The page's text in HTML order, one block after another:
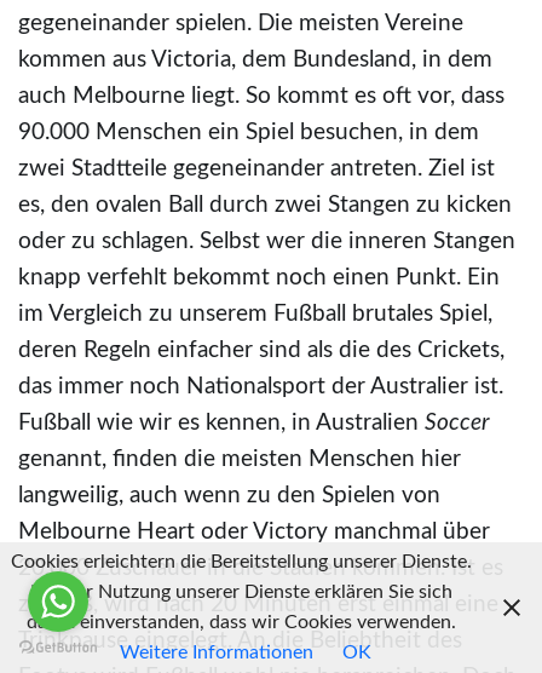
gegeneinander spielen. Die meisten Vereine
kommen aus Victoria, dem Bundesland, in dem
auch Melbourne liegt. So kommt es oft vor, dass
90.000 Menschen ein Spiel besuchen, in dem
zwei Stadtteile gegeneinander antreten. Ziel ist
es, den ovalen Ball durch zwei Stangen zu kicken
oder zu schlagen. Selbst wer die inneren Stangen
knapp verfehlt bekommt noch einen Punkt. Ein
im Vergleich zu unserem Fußball brutales Spiel,
deren Regeln einfacher sind als die des Crickets,
das immer noch Nationalsport der Australier ist.
Fußball wie wir es kennen, in Australien Soccer
genannt, finden die meisten Menschen hier
langweilig, auch wenn zu den Spielen von
Melbourne Heart oder Victory manchmal über
20.000 Zuschauer in die Stadien kommen. Ist es
zu heiß, wird nach 20 Minuten erst einmal eine
Trinkpause eingelegt. An die Beliebtheit des
Cookies erleichtern die Bereitstellung unserer Dienste.
Mit der Nutzung unserer Dienste erklären Sie sich
damit einverstanden, dass wir Cookies verwenden.
Weitere Informationen
OK